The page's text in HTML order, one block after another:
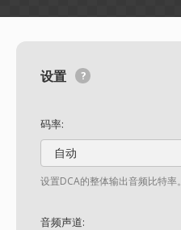
设置
码率:
自动
设置DCA的整体输出音频比特率。
音频声道: